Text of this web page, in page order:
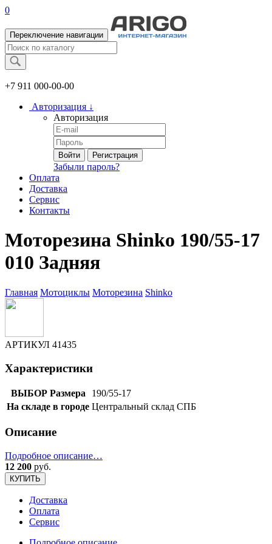
0
Переключение навигации
+7 911 000-00-00
Авторизация ↓
Авторизация
Войти Регистрация
Забыли пароль?
Оплата
Доставка
Сервис
Контакты
Моторезина Shinko 190/55-17
010 Задняя
Главная Мотоциклы Моторезина Shinko
АРТИКУЛ 41435
Характеристики
ВЫБОР Размера
190/55-17
На складе в городе Центральный склад СПБ
Описание
Подробное описание…
12 200 руб.
КУПИТЬ
Доставка
Оплата
Сервис